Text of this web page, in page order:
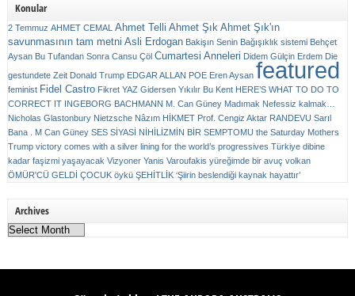
Konular
2 Temmuz AHMET CEMAL Ahmet Telli Ahmet Şık Ahmet Şık'ın
savunmasının tam metni Asli Erdogan Bakişın Senin Bağışıklık sistemi Behçet
Aysan Bu Tufandan Sonra Cansu Çöl Cumartesi Anneleri Didem Gülçin Erdem Die
gestundete Zeit Donald Trump EDGAR ALLAN POE Eren Aysan featured
feminist Fidel Castro Fikret YAZ Gidersen Yıkılır Bu Kent HERE’S WHAT TO DO TO
CORRECT IT INGEBORG BACHMANN M. Can Güney Madımak Nefessiz kalmak…
Nicholas Glastonbury Nietzsche Nâzım HİKMET Prof. Cengiz Aktar RANDEVU Sarıl
Bana . M Can Güney SES SİYASİ NİHİLİZMİN BİR SEMPTOMU the Saturday Mothers
Trump victory comes with a silver lining for the world’s progressives Türkiye dibine
kadar faşizmi yaşayacak Vizyoner Yanis Varoufakis yüreğimde bir avuç volkan
ÖMÜR'CÜ GELDİ ÇOCUK öykü ŞEHİTLİK ‘Şiirin beslendiği kaynak hayattır’
Archives
Archives